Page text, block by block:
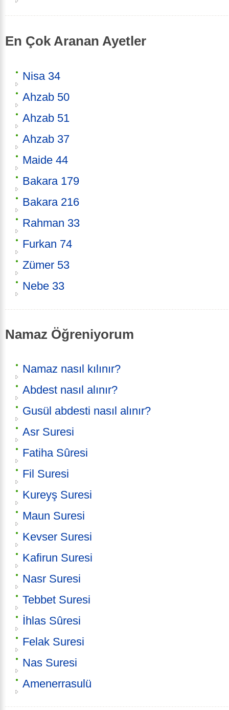
En Çok Aranan Ayetler
Nisa 34
Ahzab 50
Ahzab 51
Ahzab 37
Maide 44
Bakara 179
Bakara 216
Rahman 33
Furkan 74
Zümer 53
Nebe 33
Namaz Öğreniyorum
Namaz nasıl kılınır?
Abdest nasıl alınır?
Gusül abdesti nasıl alınır?
Asr Suresi
Fatiha Sûresi
Fil Suresi
Kureyş Suresi
Maun Suresi
Kevser Suresi
Kafirun Suresi
Nasr Suresi
Tebbet Suresi
İhlas Sûresi
Felak Suresi
Nas Suresi
Amenerrasulü